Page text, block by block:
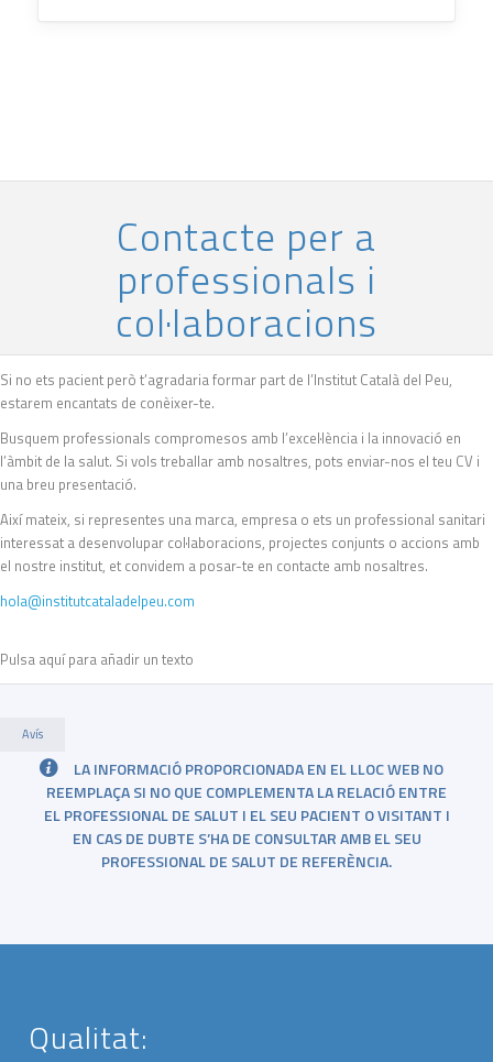
Contacte per a
professionals i
col·laboracions
Si no ets pacient però t’agradaria formar part de l’Institut Català del Peu,
estarem encantats de conèixer-te.
Busquem professionals compromesos amb l’excel·lència i la innovació en
l’àmbit de la salut. Si vols treballar amb nosaltres, pots enviar-nos el teu CV i
una breu presentació.
Així mateix, si representes una marca, empresa o ets un professional sanitari
interessat a desenvolupar col·laboracions, projectes conjunts o accions amb
el nostre institut, et convidem a posar-te en contacte amb nosaltres.
hola@institutcataladelpeu.com
Pulsa aquí para añadir un texto
Avís
LA INFORMACIÓ PROPORCIONADA EN EL LLOC WEB NO
REEMPLAÇA SI NO QUE COMPLEMENTA LA RELACIÓ ENTRE
EL PROFESSIONAL DE SALUT I EL SEU PACIENT O VISITANT I
EN CAS DE DUBTE S’HA DE CONSULTAR AMB EL SEU
PROFESSIONAL DE SALUT DE REFERÈNCIA.
Qualitat: